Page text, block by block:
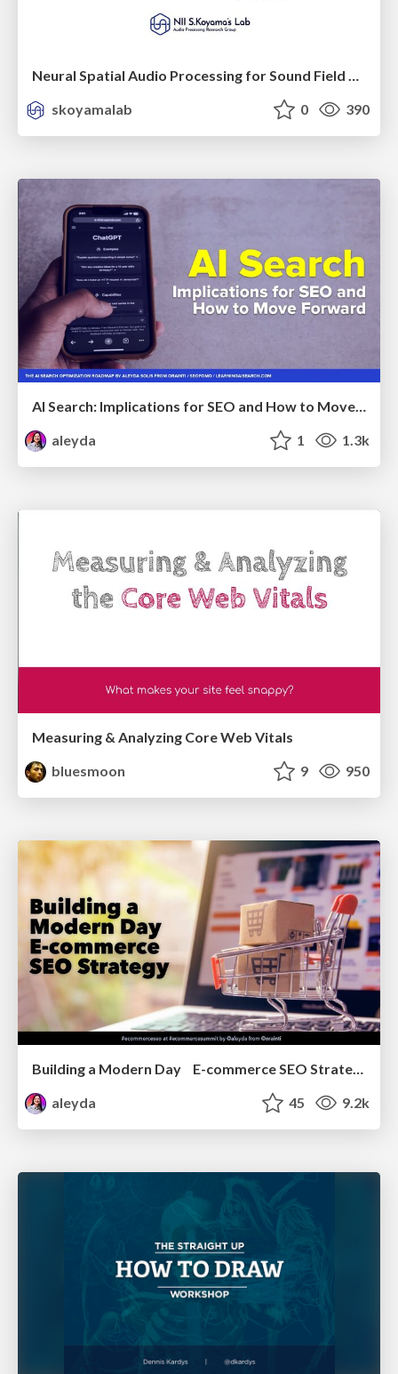
skoyamalab
0 390
AI Search: Implications for SEO and How to Move Forward - #ShenzhenSEOConference
aleyda
1 1.3k
Measuring & Analyzing Core Web Vitals
bluesmoon
9 950
Building a Modern Day E-commerce SEO Strategy
aleyda
45 9.2k